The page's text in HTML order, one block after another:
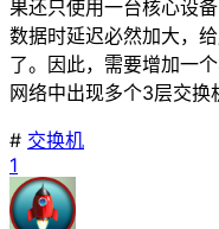
果还只使用一台核心设
数据时延迟必然加大，
了。因此，需要增加一个
网络中出现多个3层交换
# 交换机
1